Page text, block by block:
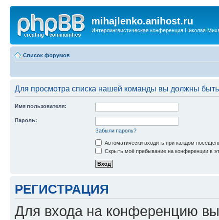
mihajlenko.anihost.ru
Интерлингвистическая конференция Николая
Список форумов
Для просмотра списка нашей команды вы должны
Имя пользователя:
Пароль:
Забыли пароль?
Автоматически входить при каждом
Скрыть моё пребывание на конференции в
РЕГИСТРАЦИЯ
Для входа на конференцию